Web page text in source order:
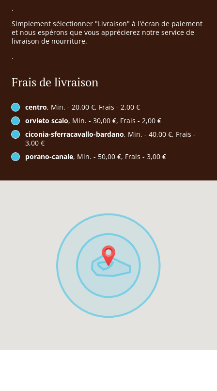
.
Simplement sélectionner "Livraison" à l'écran de paiement
et nous espérons que vous apprécierez notre service de
livraison de nourriture.
.
Frais de livraison
centro, Min. - 20,00 €, Frais - 2,00 €
orvieto scalo, Min. - 30,00 €, Frais - 2,00 €
ciconia-sferracavallo-bardano, Min. - 40,00 €, Frais -
3,00 €
porano-canale, Min. - 50,00 €, Frais - 3,00 €